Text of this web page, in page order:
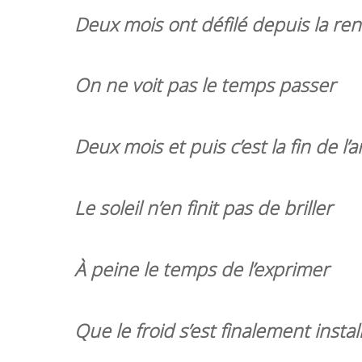
Deux mois ont défilé depuis la
On ne voit pas le temps passer
Deux mois et puis c’est la fin de
Le soleil n’en finit pas de briller
À peine le temps de l’exprimer
Que le froid s’est finalement